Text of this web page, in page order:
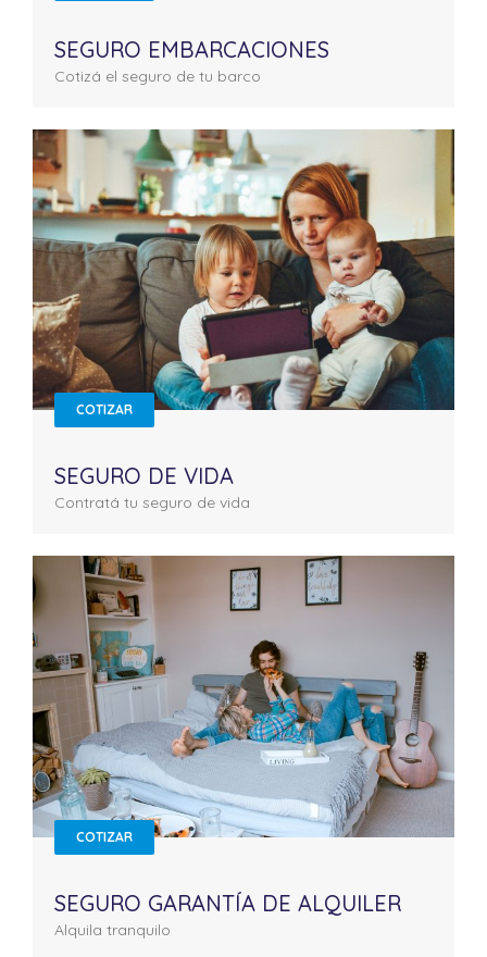
SEGURO EMBARCACIONES
Cotizá el seguro de tu barco
COTIZAR
SEGURO DE VIDA
Contratá tu seguro de vida
COTIZAR
SEGURO GARANTÍA DE ALQUILER
Alquila tranquilo